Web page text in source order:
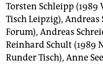
Torsten Schleipp
Tisch Leipzig), Andreas
Forum), Andreas
Reinhard Schult (1989
Runder Tisch), Anne